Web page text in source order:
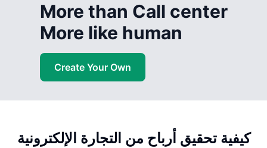
More than Call center
More like human
Create Your Own
كيفية تحقيق أرباح من التجارة الإلكترونية